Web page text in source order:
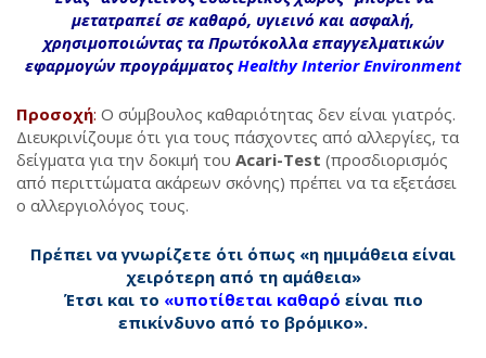
μετατραπεί σε καθαρό, υγιεινό και ασφαλή,
χρησιμοποιώντας τα Πρωτόκολλα επαγγελματικών
εφαρμογών προγράμματοςHealthy Interior Environment
Προσοχή: Ο σύμβουλος καθαριότητας δεν είναι γιατρός.
Διευκρινίζουμε ότι για τους πάσχοντες από αλλεργίες, τα
δείγματα για την δοκιμή του Acari-Test (προσδιορισμός
από περιττώματα ακάρεων σκόνης) πρέπει να τα εξετάσει
ο αλλεργιολόγος τους.
Πρέπει να γνωρίζετε ότι όπως «η ημιμάθεια είναι
χειρότερη από τη αμάθεια»
Έτσι και το «υποτίθεται καθαρό είναι πιο
επικίνδυνο από το βρόμικο».